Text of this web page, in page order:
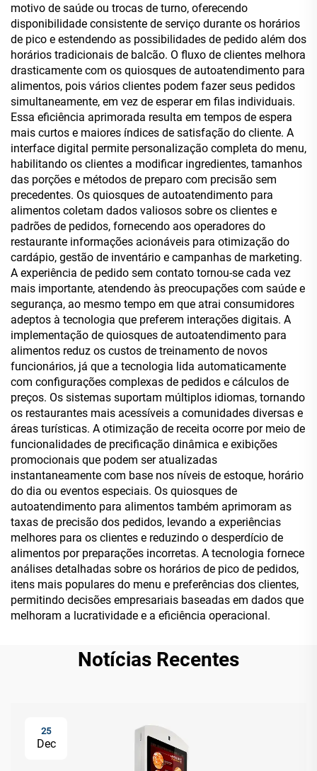
motivo de saúde ou trocas de turno, oferecendo
disponibilidade consistente de serviço durante os horários
de pico e estendendo as possibilidades de pedido além dos
horários tradicionais de balcão. O fluxo de clientes melhora
drasticamente com os quiosques de autoatendimento para
alimentos, pois vários clientes podem fazer seus pedidos
simultaneamente, em vez de esperar em filas individuais.
Essa eficiência aprimorada resulta em tempos de espera
mais curtos e maiores índices de satisfação do cliente. A
interface digital permite personalização completa do menu,
habilitando os clientes a modificar ingredientes, tamanhos
das porções e métodos de preparo com precisão sem
precedentes. Os quiosques de autoatendimento para
alimentos coletam dados valiosos sobre os clientes e
padrões de pedidos, fornecendo aos operadores do
restaurante informações acionáveis para otimização do
cardápio, gestão de inventário e campanhas de marketing.
A experiência de pedido sem contato tornou-se cada vez
mais importante, atendendo às preocupações com saúde e
segurança, ao mesmo tempo em que atrai consumidores
adeptos à tecnologia que preferem interações digitais. A
implementação de quiosques de autoatendimento para
alimentos reduz os custos de treinamento de novos
funcionários, já que a tecnologia lida automaticamente
com configurações complexas de pedidos e cálculos de
preços. Os sistemas suportam múltiplos idiomas, tornando
os restaurantes mais acessíveis a comunidades diversas e
áreas turísticas. A otimização de receita ocorre por meio de
funcionalidades de precificação dinâmica e exibições
promocionais que podem ser atualizadas
instantaneamente com base nos níveis de estoque, horário
do dia ou eventos especiais. Os quiosques de
autoatendimento para alimentos também aprimoram as
taxas de precisão dos pedidos, levando a experiências
melhores para os clientes e reduzindo o desperdício de
alimentos por preparações incorretas. A tecnologia fornece
análises detalhadas sobre os horários de pico de pedidos,
itens mais populares do menu e preferências dos clientes,
permitindo decisões empresariais baseadas em dados que
melhoram a lucratividade e a eficiência operacional.
Notícias Recentes
25
Dec